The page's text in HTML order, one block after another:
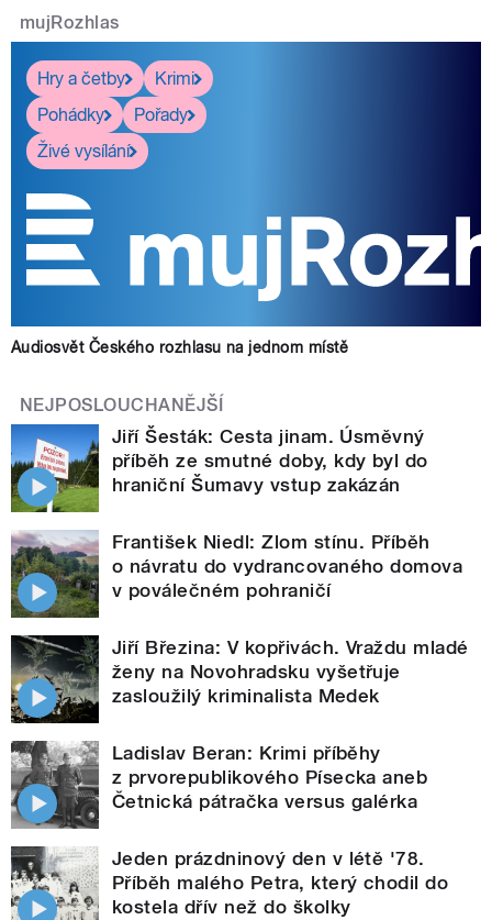
mujRozhlas
Hry a četby
Krimi
Pohádky
Pořady
Živé vysílání
Audiosvět Českého rozhlasu na jednom místě
NEJPOSLOUCHANĚJŠÍ
Jiří Šesták: Cesta jinam. Úsměvný
příběh ze smutné doby, kdy byl do
hraniční Šumavy vstup zakázán
František Niedl: Zlom stínu. Příběh
o návratu do vydrancovaného domova
v poválečném pohraničí
Jiří Březina: V kopřivách. Vraždu mladé
ženy na Novohradsku vyšetřuje
zasloužilý kriminalista Medek
Ladislav Beran: Krimi příběhy
z prvorepublikového Písecka aneb
Četnická pátračka versus galérka
Jeden prázdninový den v létě '78.
Příběh malého Petra, který chodil do
kostela dřív než do školky